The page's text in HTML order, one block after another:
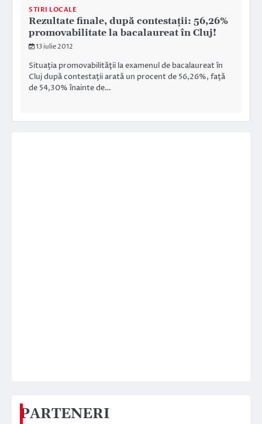
STIRI LOCALE
Rezultate finale, după contestaţii: 56,26%
promovabilitate la bacalaureat în Cluj!
13 iulie 2012
Situaţia promovabilităţii la examenul de bacalaureat în
Cluj după contestaţii arată un procent de 56,26%, faţă
de 54,30% înainte de…
PARTENERI